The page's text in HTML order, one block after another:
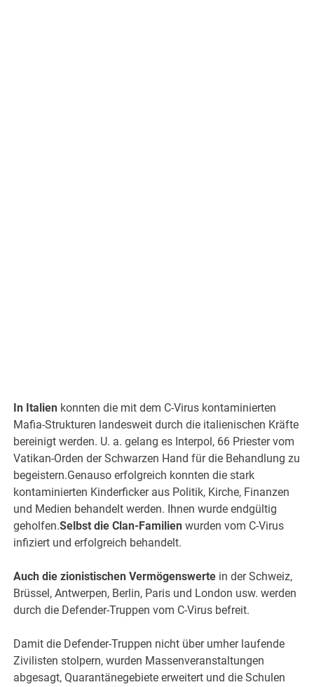
In Italien konnten die mit dem C-Virus kontaminierten
Mafia-Strukturen landesweit durch die italienischen Kräfte
bereinigt werden. U. a. gelang es Interpol, 66 Priester vom
Vatikan-Orden der Schwarzen Hand für die Behandlung zu
begeistern.Genauso erfolgreich konnten die stark
kontaminierten Kinderficker aus Politik, Kirche, Finanzen
und Medien behandelt werden. Ihnen wurde endgültig
geholfen.Selbst die Clan-Familien wurden vom C-Virus
infiziert und erfolgreich behandelt.
Auch die zionistischen Vermögenswerte in der Schweiz,
Brüssel, Antwerpen, Berlin, Paris und London usw. werden
durch die Defender-Truppen vom C-Virus befreit.
Damit die Defender-Truppen nicht über umher laufende
Zivilisten stolpern, wurden Massenveranstaltungen
abgesagt, Quarantänegebiete erweitert und die Schulen